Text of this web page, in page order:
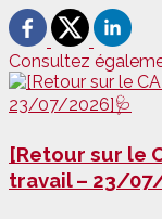
Consultez
[Retour sur le
travail – 23/